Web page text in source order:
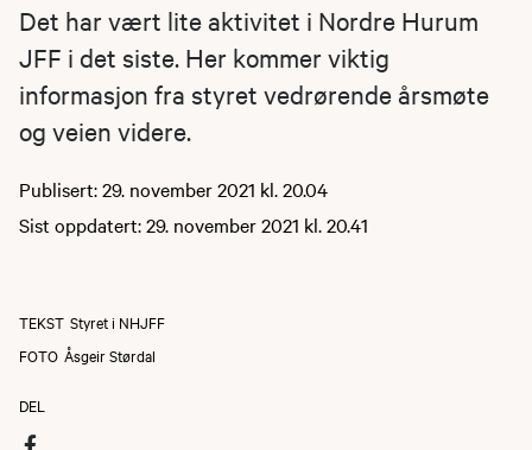
Det har vært lite aktivitet i Nordre Hurum
JFF i det siste. Her kommer viktig
informasjon fra styret vedrørende årsmøte
og veien videre.
Publisert: 29. november 2021 kl. 20.04
Sist oppdatert: 29. november 2021 kl. 20.41
TEKST Styret i NHJFF
FOTO Åsgeir Størdal
DEL